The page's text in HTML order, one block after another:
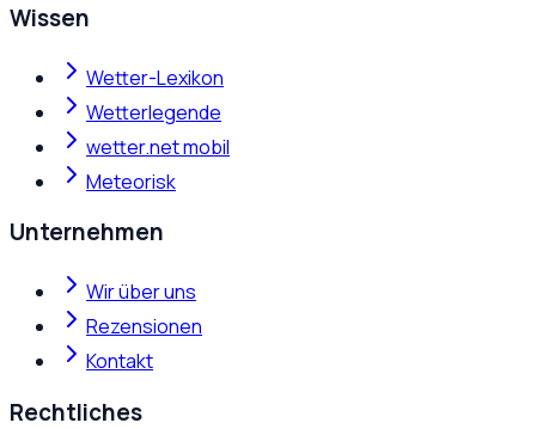
Wissen
Wetter-Lexikon
Wetterlegende
wetter.net mobil
Meteorisk
Unternehmen
Wir über uns
Rezensionen
Kontakt
Rechtliches